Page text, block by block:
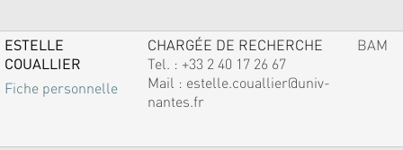
ESTELLE
COUALLIER
Fiche personnelle
CHARGÉE DE RECHERCHE
Tel. : +33 2 40 17 26 67
Mail : estelle.couallier@univ-
nantes.fr
BAM